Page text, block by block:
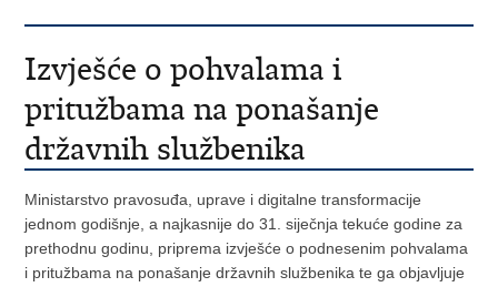
Izvješće o pohvalama i
pritužbama na ponašanje
državnih službenika
Ministarstvo pravosuđa, uprave i digitalne transformacije
jednom godišnje, a najkasnije do 31. siječnja tekuće godine za
prethodnu godinu, priprema izvješće o podnesenim pohvalama
i pritužbama na ponašanje državnih službenika te ga objavljuje